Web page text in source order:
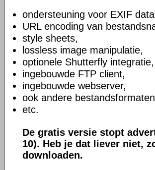
ondersteuning voor EXIF
URL encoding van
style sheets,
lossless image manipulatie,
optionele Shutterfly integratie,
ingebouwde FTP client,
ingebouwde webserver,
ook andere
etc.
De gratis versie stopt
10). Heb je dat liever niet,
downloaden.